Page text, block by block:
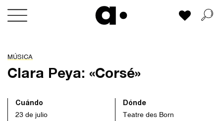
Skip
Mi lista
MÚSICA
Clara Peya: «Corsé»
Cuándo
23 de julio
Dónde
Teatre des Born